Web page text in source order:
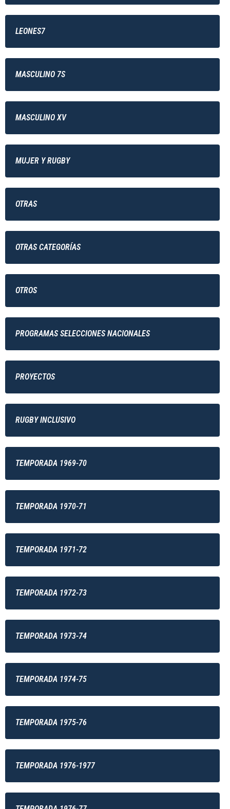
LEONES7
MASCULINO 7S
MASCULINO XV
MUJER Y RUGBY
OTRAS
OTRAS CATEGORÍAS
OTROS
PROGRAMAS SELECCIONES NACIONALES
PROYECTOS
RUGBY INCLUSIVO
TEMPORADA 1969-70
TEMPORADA 1970-71
TEMPORADA 1971-72
TEMPORADA 1972-73
TEMPORADA 1973-74
TEMPORADA 1974-75
TEMPORADA 1975-76
TEMPORADA 1976-1977